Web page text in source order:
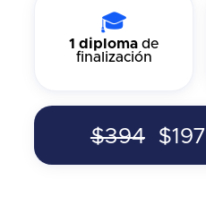
🎓
1 diploma de
finalización
$394$197